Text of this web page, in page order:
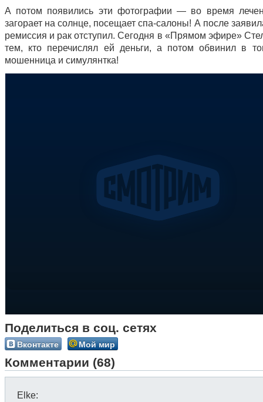
А потом появились эти фотографии — во время
загорает на солнце, посещает спа-салоны! А после
ремиссия и рак отступил. Сегодня в «Прямом эфире»
тем, кто перечислял ей деньги, а потом обвинил в
мошенница и симулянтка!
Поделиться в соц. сетях
Вконтакте Мой мир
Комментарии (68)
Elke: